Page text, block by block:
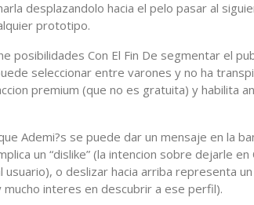
desplazandolo hacia el pelo pasar al
prototipo.
posibilidades Con El Fin De segmentar el
seleccionar entre varones y no ha
premium (que no es gratuita) y habilita
Ademi?s se puede dar un mensaje en la
un “dislike” (la intencion sobre dejarle
usuario), o deslizar hacia arriba representa
interes en descubrir a ese perfil).